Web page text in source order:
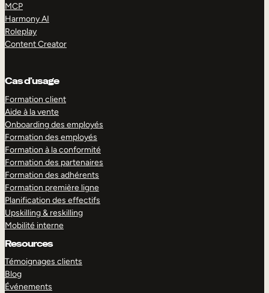
MCP
Harmony AI
Roleplay
Content Creator
Cas d’usage
Formation client
Aide à la vente
Onboarding des employés
Formation des employés
Formation à la conformité
Formation des partenaires
Formation des adhérents
Formation première ligne
Planification des effectifs
Upskilling & reskilling
Mobilité interne
Resources
Témoignages clients
Blog
Événements